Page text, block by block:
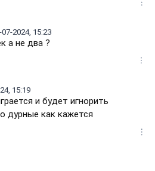
07-2024, 15:23
а не два ?
15:19
и будет игнорить
дурные как кажется